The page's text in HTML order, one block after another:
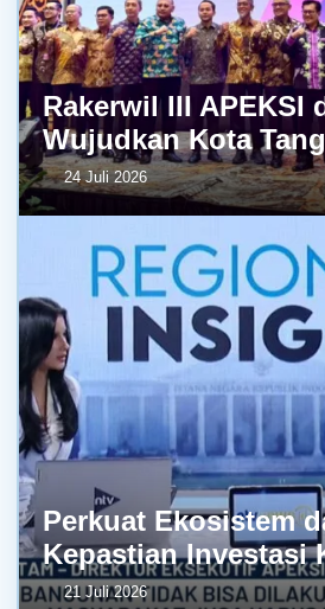
Rakerwil III APEKSI
Wujudkan Kota
24 Juli 2026
Perkuat Ekosistem
Kepastian Investasi
21 Juli 2026